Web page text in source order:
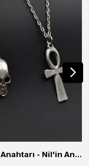
2'li Ankh Anahtarı - Nil'in Anahtarı - Kuru Kafa Erkek Kadın Kolye Seti